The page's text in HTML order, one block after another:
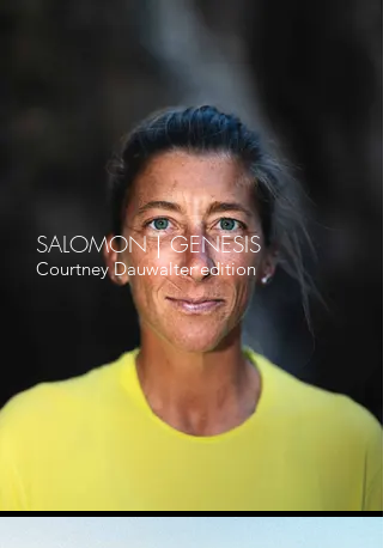
SALOMON｜GENESIS
Courtney Dauwalter edition